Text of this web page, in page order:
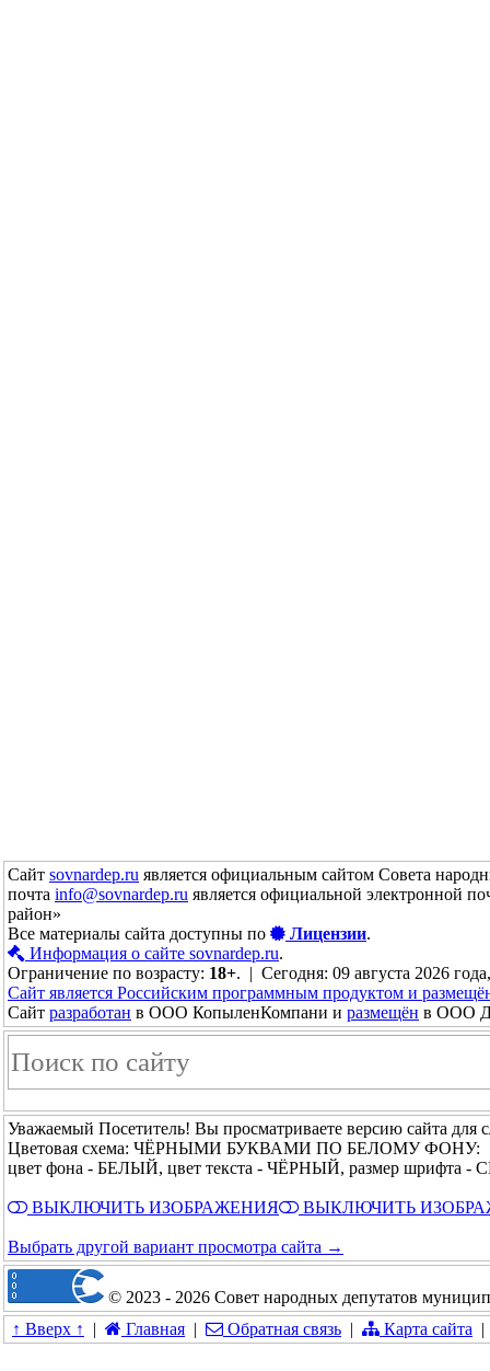
Сайт sovnardep.ru является официальным сайтом Совета
почта info@sovnardep.ru является официальной электронной
район»
Все материалы сайта доступны по
Лицензии.
Информация о сайте sovnardep.ru.
Ограничение по возрасту: 18+. | Сегодня: 09 августа 2026
Сайт является Российским программным продуктом и
Сайт разработан в ООО КопыленКомпани и размещён в ООО
Уважаемый Посетитель! Вы просматриваете версию сайта для
Цветовая схема: ЧЁРНЫМИ БУКВАМИ ПО БЕЛОМУ ФОНУ:
цвет фона - БЕЛЫЙ, цвет текста - ЧЁРНЫЙ, размер шрифта -
ВЫКЛЮЧИТЬ ИЗОБРАЖЕНИЯ ВЫКЛЮЧИТЬ
Выбрать другой вариант просмотра сайта →
© 2023 - 2026 Совет народных депутатов
↑ Вверх ↑
| Главная | Обратная связь | Карта сайта